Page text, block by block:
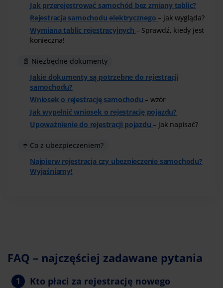
Jak przerejestrować samochód bez zmiany tablic?
Rejestracja samochodu elektrycznego– jak wygląda?
Wymiana tablic rejestracyjnych – Sprawdź, kiedy jest
konieczna!
📄 Niezbędne dokumenty
Jakie dokumenty są potrzebne do rejestracji
samochodu?
Wniosek o rejestrację samochodu– wzór
Jak wypełnić wniosek o rejestrację pojazdu?
Upoważnienie do rejestracji pojazdu– jak napisać?
☂️ Co z ubezpieczeniem?
Najpierw rejestracja czy ubezpieczenie samochodu?
Wyjaśniamy!
FAQ – najczęściej zadawane pytania
Kto płaci za rejestrację nowego